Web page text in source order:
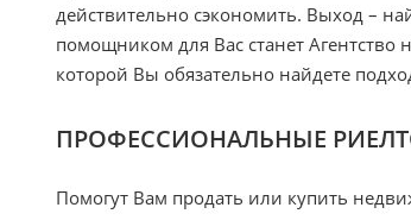
действительно сэкономить. Выход –
помощником для Вас станет
которой Вы обязательно найдете
ПРОФЕССИОНАЛЬНЫЕ
Помогут Вам продать или купить